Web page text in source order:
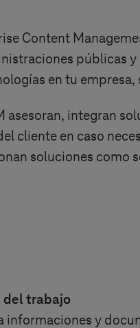
Content
públicas
en tu
asesoran, integran
cliente en caso
soluciones como
del trabajo
informaciones y